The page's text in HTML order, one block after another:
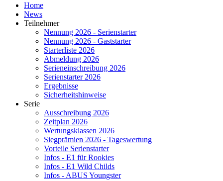
Home
News
Teilnehmer
Nennung 2026 - Serienstarter
Nennung 2026 - Gaststarter
Starterliste 2026
Abmeldung 2026
Serieneinschreibung 2026
Serienstarter 2026
Ergebnisse
Sicherheitshinweise
Serie
Ausschreibung 2026
Zeitplan 2026
Wertungsklassen 2026
Siegprämien 2026 - Tageswertung
Vorteile Serienstarter
Infos - E1 für Rookies
Infos - E1 Wild Childs
Infos - ABUS Youngster